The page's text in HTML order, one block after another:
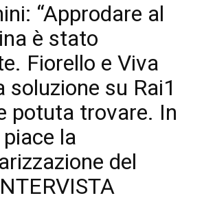
“Approdare al
è stato
Fiorello e Viva
soluzione su Rai1
potuta trovare. In
la
del